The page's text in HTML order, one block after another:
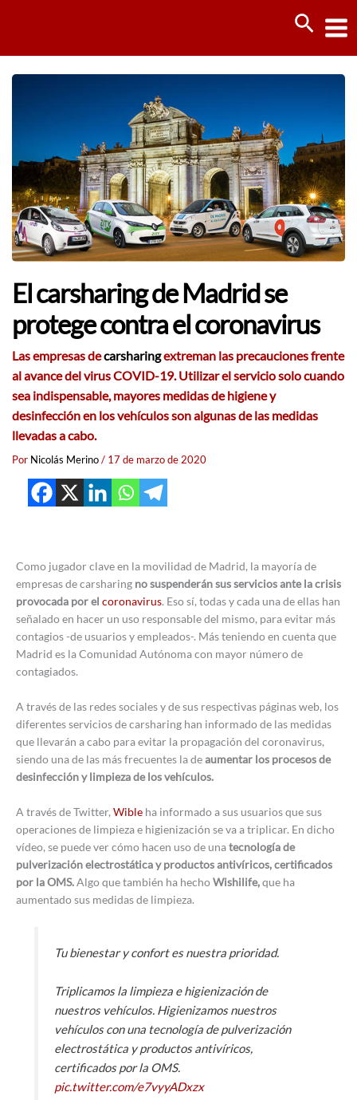
El carsharing de Madrid se
protege contra el coronavirus
Las empresas decarsharingextreman las precauciones frente
al avance del virus COVID-19. Utilizar el servicio solo cuando
sea indispensable, mayores medidas de higiene y
desinfección en los vehículos son algunas de las medidas
llevadas a cabo.
Por Nicolás Merino/ 17 de marzo de 2020
Como jugador clave en la movilidad de Madrid, la mayoría de
empresas de carsharing no suspenderán sus servicios ante la crisis
provocada por el coronavirus. Eso sí, todas y cada una de ellas han
señalado en hacer un uso responsable del mismo, para evitar más
contagios -de usuarios y empleados-. Más teniendo en cuenta que
Madrid es la Comunidad Autónoma con mayor número de
contagiados.
A través de las redes sociales y de sus respectivas páginas web, los
diferentes servicios de carsharing han informado de las medidas
que llevarán a cabo para evitar la propagación del coronavirus,
siendo una de las más frecuentes la deaumentar los procesos de
desinfección y limpieza de los vehículos.
A través de Twitter, Wible ha informado a sus usuarios que sus
operaciones de limpieza e higienización se va a triplicar. En dicho
vídeo, se puede ver cómo hacen uso de unatecnología de
pulverización electrostática y productos antivíricos, certificados
por la OMS.Algo que también ha hechoWishilife,que ha
aumentado sus medidas de limpieza.
Tu bienestar y confort es nuestra prioridad.
Triplicamos la limpieza e higienización de
nuestros vehículos. Higienizamos nuestros
vehículos con una tecnología de pulverización
electrostática y productos antivíricos,
certificados por la OMS.
pic.twitter.com/e7vyyADxzx